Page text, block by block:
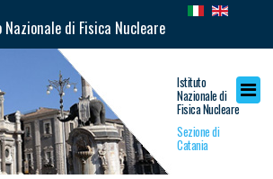
di Fisica Nucleare
Istituto
Nazionale di
Fisica Nucleare
Sezione di
Catania